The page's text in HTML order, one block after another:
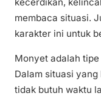
membaca situasi.
karakter ini untuk
Monyet adalah
Dalam situasi
tidak butuh waktu